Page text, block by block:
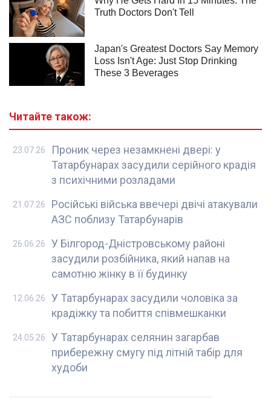
Читайте також:
Проник через незамкнені двері: у
Татарбунарах засудили серійного крадія
з психічними розладами
23.07.26
Російські війська ввечері двічі атакували
АЗС поблизу Татарбунарів
21.07.26
У Білгород-Дністровському районі
засудили розбійника, який напав на
самотню жінку в її будинку
26.06.26
У Татарбунарах засудили чоловіка за
крадіжку та побиття співмешканки
12.06.26
У Татарбунарах селянин загарбав
прибережну смугу під літній табір для
худоби
24.05.26